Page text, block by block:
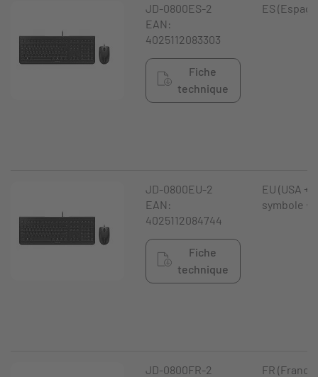
JD-0800ES-2
EAN:
4025112083303
Fiche
technique
ES
JD-0800EU-2
EAN:
4025112084744
Fiche
technique
EU (USA +
symbole €)
JD-0800FR-2
FR (France)